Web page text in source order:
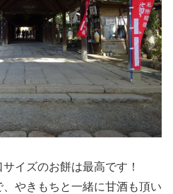
イズのお餅は最高です！
やきもちと一緒に甘酒も頂い